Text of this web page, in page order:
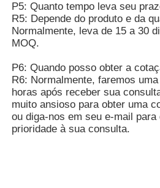
P5: Quanto tempo leva seu
R5: Depende do produto e da
Normalmente, leva de 15 a 30
MOQ.
P6: Quando posso obter a
R6: Normalmente, faremos
horas após receber sua
muito ansioso para obter uma
ou diga-nos em seu e-mail
prioridade à sua consulta.